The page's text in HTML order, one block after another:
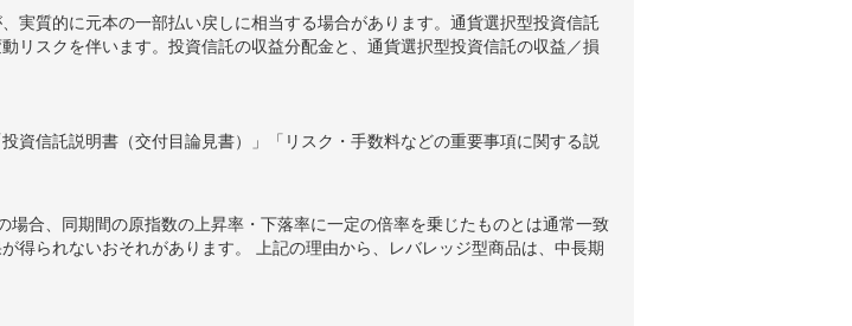
実質的に元本の一部払い戻しに相当する場合があります。通貨選択型投資信託
リスクを伴います。投資信託の収益分配金と、通貨選択型投資信託の収益／損
資信託説明書（交付目論見書）」「リスク・手数料などの重要事項に関する説
合、同期間の原指数の上昇率・下落率に一定の倍率を乗じたものとは通常一致
得られないおそれがあります。 上記の理由から、レバレッジ型商品は、中長期